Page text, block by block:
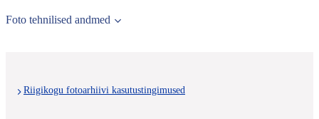
Foto tehnilised andmed
Riigikogu fotoarhiivi kasutustingimused